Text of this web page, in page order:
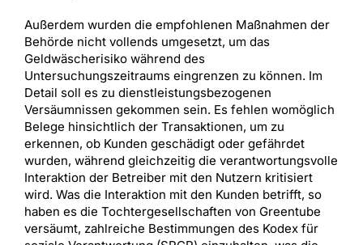
Außerdem wurden die empfohlenen Maßnahmen der
Behörde nicht vollends umgesetzt, um das
Geldwäscherisiko während des
Untersuchungszeitraums eingrenzen zu können. Im
Detail soll es zu dienstleistungsbezogenen
Versäumnissen gekommen sein. Es fehlen womöglich
Belege hinsichtlich der Transaktionen, um zu
erkennen, ob Kunden geschädigt oder gefährdet
wurden, während gleichzeitig die verantwortungsvolle
Interaktion der Betreiber mit den Nutzern kritisiert
wird. Was die Interaktion mit den Kunden betrifft, so
haben es die Tochtergesellschaften von Greentube
versäumt, zahlreiche Bestimmungen des Kodex für